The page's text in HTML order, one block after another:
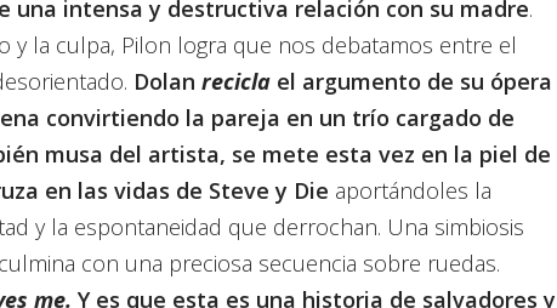
una intensa y destructiva relación con su madre.
y la culpa, Pilon logra que nos debatamos entre el
Dolan recicla el argumento de su ópera
convirtiendo la pareja en un trío cargado de
musa del artista, se mete esta vez en la piel de
en las vidas de Steve y Die aportándoles la
y la espontaneidad que derrochan. Una simbiosis
con una preciosa secuencia sobre ruedas.
me. Y es que esta es una historia de salvadores y